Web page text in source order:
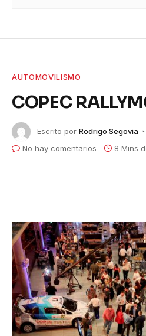
AUTOMOVILISMO
COPEC
Escrito por Rodrigo Segovia
No hay comentarios
8 Mins